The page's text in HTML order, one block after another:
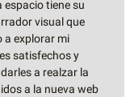
espacio tiene su
visual que
a explorar mi
satisfechos y
a realzar la
a la nueva web